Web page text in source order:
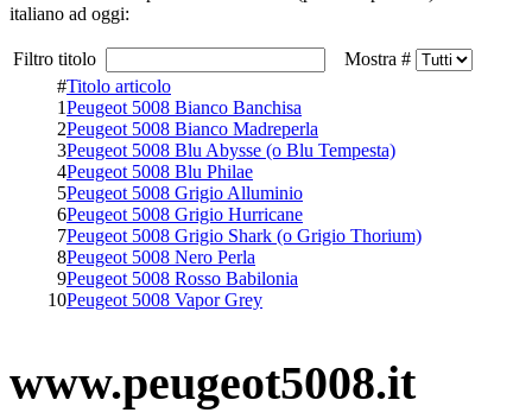
italiano ad oggi:
Filtro titolo
Mostra #
#Titolo articolo
1Peugeot 5008 Bianco Banchisa
2Peugeot 5008 Bianco Madreperla
3Peugeot 5008 Blu Abysse (o Blu Tempesta)
4Peugeot 5008 Blu Philae
5Peugeot 5008 Grigio Alluminio
6Peugeot 5008 Grigio Hurricane
7Peugeot 5008 Grigio Shark (o Grigio Thorium)
8Peugeot 5008 Nero Perla
9Peugeot 5008 Rosso Babilonia
10Peugeot 5008 Vapor Grey
www.peugeot5008.it